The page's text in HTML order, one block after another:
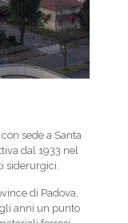
sede a Santa
dal 1933 nel
siderurgici.
di Padova,
anni un punto